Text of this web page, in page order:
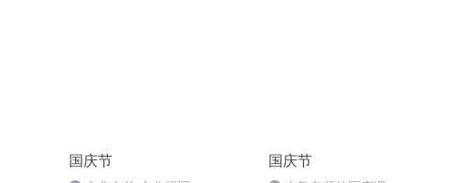
国庆节 国庆节